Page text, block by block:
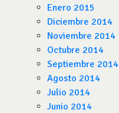
Enero 2015
Diciembre 2014
Noviembre 2014
Octubre 2014
Septiembre 2014
Agosto 2014
Julio 2014
Junio 2014